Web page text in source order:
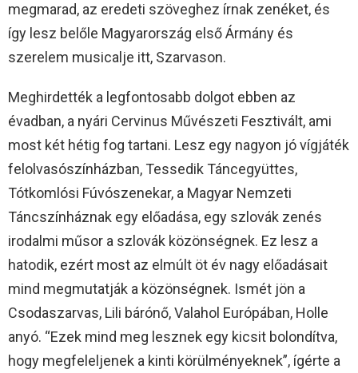
megmarad, az eredeti szöveghez írnak zenéket, és
így lesz belőle Magyarország első Ármány és
szerelem musicalje itt, Szarvason.
Meghirdették a legfontosabb dolgot ebben az
évadban, a nyári Cervinus Művészeti Fesztivált, ami
most két hétig fog tartani. Lesz egy nagyon jó vígjáték
felolvasószínházban, Tessedik Táncegyüttes,
Tótkomlósi Fúvószenekar, a Magyar Nemzeti
Táncszínháznak egy előadása, egy szlovák zenés
irodalmi műsor a szlovák közönségnek. Ez lesz a
hatodik, ezért most az elmúlt öt év nagy előadásait
mind megmutatják a közönségnek. Ismét jön a
Csodaszarvas, Lili bárónő, Valahol Európában, Holle
anyó. “Ezek mind meg lesznek egy kicsit bolondítva,
hogy megfeleljenek a kinti körülményeknek”, ígérte a